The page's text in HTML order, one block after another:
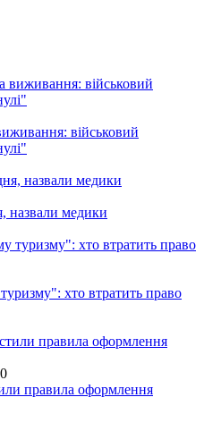
військовий
назвали медики
хто втратить право
правила оформлення